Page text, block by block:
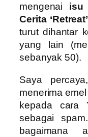
mengenai isu
Cerita
turut dihantar
yang lain
sebanyak 50).
Saya
menerima
kepada cara
sebagai
bagaimana